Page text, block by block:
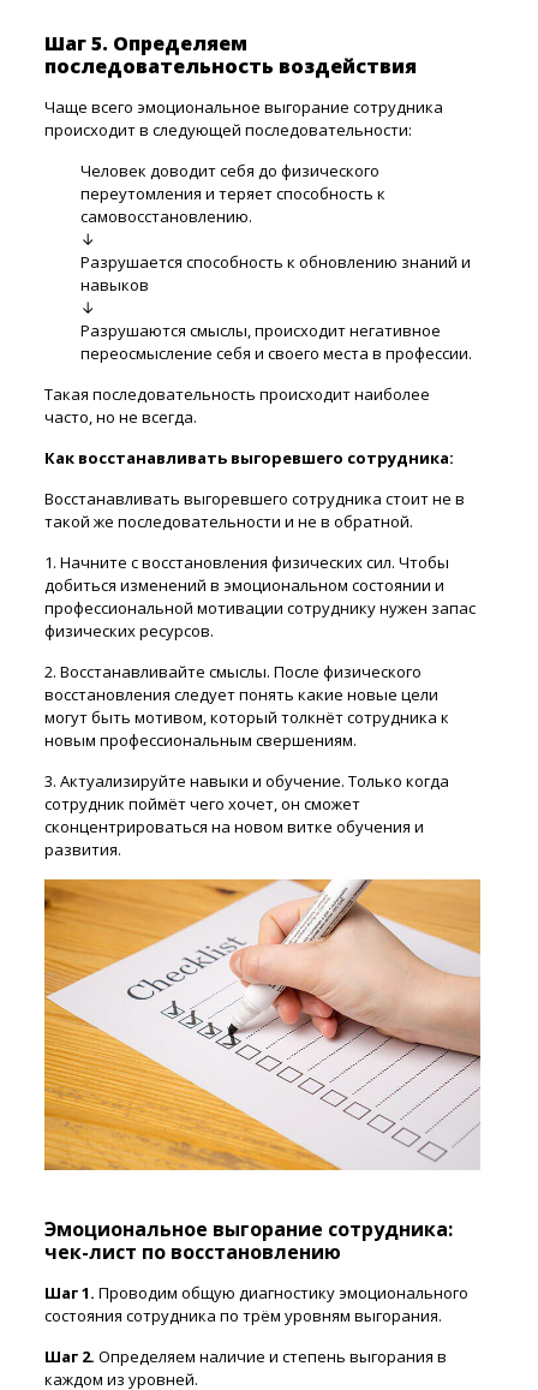
Шаг 5. Определяем
последовательность воздействия
Чаще всего эмоциональное выгорание сотрудника
происходит в следующей последовательности:
Человек доводит себя до физического
переутомления и теряет способность к
самовосстановлению.
↓
Разрушается способность к обновлению знаний и
навыков
↓
Разрушаются смыслы, происходит негативное
переосмысление себя и своего места в профессии.
Такая последовательность происходит наиболее
часто, но не всегда.
Как восстанавливать выгоревшего сотрудника:
Восстанавливать выгоревшего сотрудника стоит не в
такой же последовательности и не в обратной.
1. Начните с восстановления физических сил. Чтобы
добиться изменений в эмоциональном состоянии и
профессиональной мотивации сотруднику нужен запас
физических ресурсов.
2. Восстанавливайте смыслы. После физического
восстановления следует понять какие новые цели
могут быть мотивом, который толкнёт сотрудника к
новым профессиональным свершениям.
3. Актуализируйте навыки и обучение. Только когда
сотрудник поймёт чего хочет, он сможет
сконцентрироваться на новом витке обучения и
развития.
Эмоциональное выгорание сотрудника:
чек-лист по восстановлению
Шаг 1. Проводим общую диагностику эмоционального
состояния сотрудника по трём уровням выгорания.
Шаг 2. Определяем наличие и степень выгорания в
каждом из уровней.